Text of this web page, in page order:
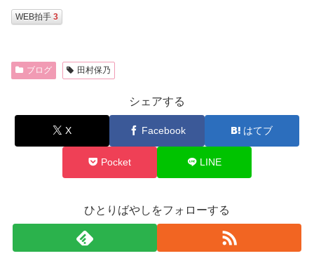
WEB拍手 3
ブログ 田村保乃
シェアする
X Facebook はてブ
Pocket LINE
ひとりばやしをフォローする